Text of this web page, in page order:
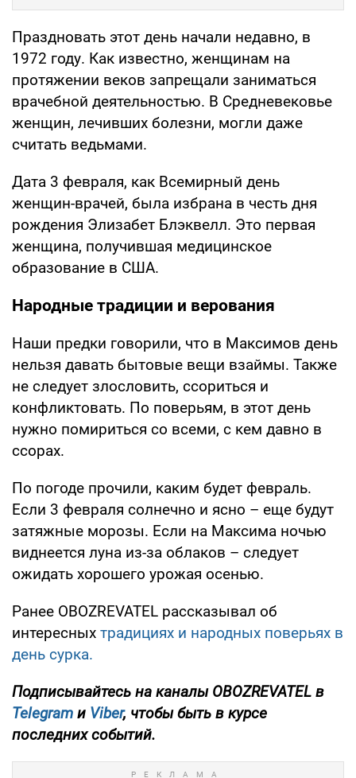
Праздновать этот день начали недавно, в
1972 году. Как известно, женщинам на
протяжении веков запрещали заниматься
врачебной деятельностью. В Средневековье
женщин, лечивших болезни, могли даже
считать ведьмами.
Дата 3 февраля, как Всемирный день
женщин-врачей, была избрана в честь дня
рождения Элизабет Блэквелл. Это первая
женщина, получившая медицинское
образование в США.
Народные традиции и верования
Наши предки говорили, что в Максимов день
нельзя давать бытовые вещи взаймы. Также
не следует злословить, ссориться и
конфликтовать. По поверьям, в этот день
нужно помириться со всеми, с кем давно в
ссорах.
По погоде прочили, каким будет февраль.
Если 3 февраля солнечно и ясно – еще будут
затяжные морозы. Если на Максима ночью
виднеется луна из-за облаков – следует
ожидать хорошего урожая осенью.
Ранее OBOZREVATEL рассказывал об
интересных традициях и народных поверьях в
день сурка.
Подписывайтесь на каналы OBOZREVATEL в
Telegram и Viber, чтобы быть в курсе
последних событий.